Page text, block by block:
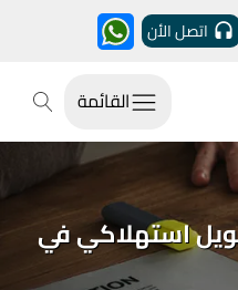
اتصل الأن
القائمة
استهلاكي في